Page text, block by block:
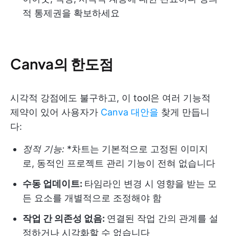
적 통제권을 확보하세요
Canva의 한도점
시각적 강점에도 불구하고, 이 tool은 여러 기능적
제약이 있어 사용자가 Canva 대안을 찾게 만듭니
다:
정적 기능: *차트는 기본적으로 고정된 이미지
로, 동적인 프로젝트 관리 기능이 전혀 없습니다
수동 업데이트: 타임라인 변경 시 영향을 받는 모
든 요소를 개별적으로 조정해야 함
작업 간 의존성 없음: 연결된 작업 간의 관계를 설
정하거나 시각화할 수 없습니다